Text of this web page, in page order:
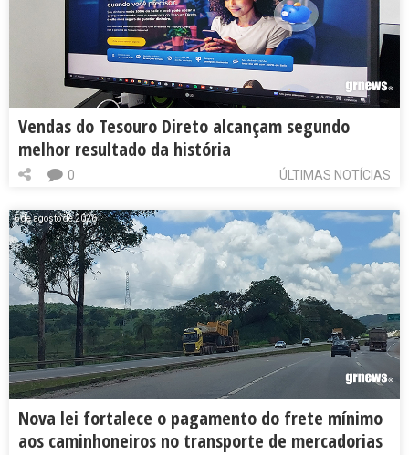
Vendas do Tesouro Direto alcançam segundo
melhor resultado da história
ÚLTIMAS NOTÍCIAS
0
6 de agosto de 2026
Nova lei fortalece o pagamento do frete mínimo
aos caminhoneiros no transporte de mercadorias